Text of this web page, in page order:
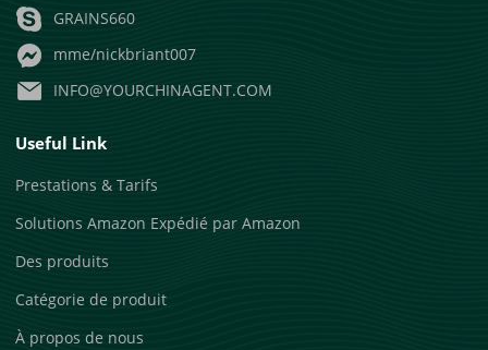
GRAINS660
mme/nickbriant007
INFO@YOURCHINAGENT.COM
Useful Link
Prestations & Tarifs
Solutions Amazon Expédié par Amazon
Des produits
Catégorie de produit
À propos de nous